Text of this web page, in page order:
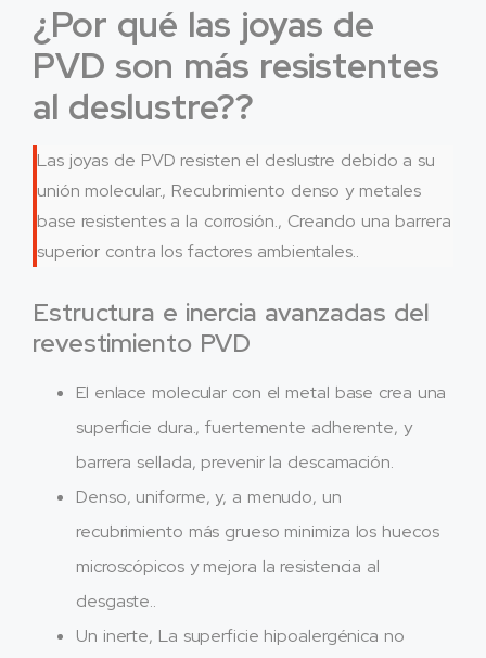
¿Por qué las joyas de
PVD son más resistentes
al deslustre??
Las joyas de PVD resisten el deslustre debido a su
unión molecular., Recubrimiento denso y metales
base resistentes a la corrosión., Creando una barrera
superior contra los factores ambientales..
Estructura e inercia avanzadas del
revestimiento PVD
El enlace molecular con el metal base crea una
superficie dura., fuertemente adherente, y
barrera sellada, prevenir la descamación.
Denso, uniforme, y, a menudo, un
recubrimiento más grueso minimiza los huecos
microscópicos y mejora la resistencia al
desgaste..
Un inerte, La superficie hipoalergénica no